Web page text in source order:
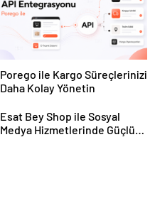
Porego ile Kargo Süreçlerinizi
Daha Kolay Yönetin
Esat Bey Shop ile Sosyal
Medya Hizmetlerinde Güçlü